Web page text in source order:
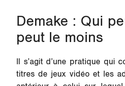
Demake : Qui
peut le moins
Il s’agit d’une pratique qui
titres de jeux vidéo et les